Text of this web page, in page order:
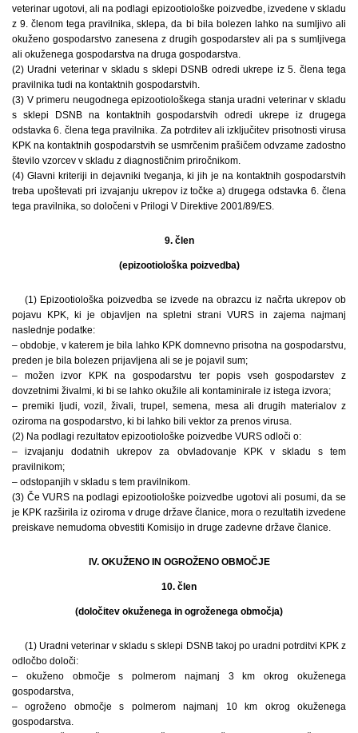
veterinar ugotovi, ali na podlagi epizootiološke poizvedbe, izvedene v skladu
z 9. členom tega pravilnika, sklepa, da bi bila bolezen lahko na sumljivo ali
okuženo gospodarstvo zanesena z drugih gospodarstev ali pa s sumljivega
ali okuženega gospodarstva na druga gospodarstva.
(2) Uradni veterinar v skladu s sklepi DSNB odredi ukrepe iz 5. člena tega
pravilnika tudi na kontaktnih gospodarstvih.
(3) V primeru neugodnega epizootiološkega stanja uradni veterinar v skladu
s sklepi DSNB na kontaktnih gospodarstvih odredi ukrepe iz drugega
odstavka 6. člena tega pravilnika. Za potrditev ali izključitev prisotnosti virusa
KPK na kontaktnih gospodarstvih se usmrčenim prašičem odvzame zadostno
število vzorcev v skladu z diagnostičnim priročnikom.
(4) Glavni kriteriji in dejavniki tveganja, ki jih je na kontaktnih gospodarstvih
treba upoštevati pri izvajanju ukrepov iz točke a) drugega odstavka 6. člena
tega pravilnika, so določeni v Prilogi V Direktive 2001/89/ES.
9. člen
(epizootiološka poizvedba)
(1) Epizootiološka poizvedba se izvede na obrazcu iz načrta ukrepov ob
pojavu KPK, ki je objavljen na spletni strani VURS in zajema najmanj
naslednje podatke:
– obdobje, v katerem je bila lahko KPK domnevno prisotna na gospodarstvu,
preden je bila bolezen prijavljena ali se je pojavil sum;
– možen izvor KPK na gospodarstvu ter popis vseh gospodarstev z
dovzetnimi živalmi, ki bi se lahko okužile ali kontaminirale iz istega izvora;
– premiki ljudi, vozil, živali, trupel, semena, mesa ali drugih materialov z
oziroma na gospodarstvo, ki bi lahko bili vektor za prenos virusa.
(2) Na podlagi rezultatov epizootiološke poizvedbe VURS odloči o:
– izvajanju dodatnih ukrepov za obvladovanje KPK v skladu s tem
pravilnikom;
– odstopanjih v skladu s tem pravilnikom.
(3) Če VURS na podlagi epizootiološke poizvedbe ugotovi ali posumi, da se
je KPK razširila iz oziroma v druge države članice, mora o rezultatih izvedene
preiskave nemudoma obvestiti Komisijo in druge zadevne države članice.
IV. OKUŽENO IN OGROŽENO OBMOČJE
10. člen
(določitev okuženega in ogroženega območja)
(1) Uradni veterinar v skladu s sklepi DSNB takoj po uradni potrditvi KPK z
odločbo določi:
– okuženo območje s polmerom najmanj 3 km okrog okuženega
gospodarstva,
– ogroženo območje s polmerom najmanj 10 km okrog okuženega
gospodarstva.